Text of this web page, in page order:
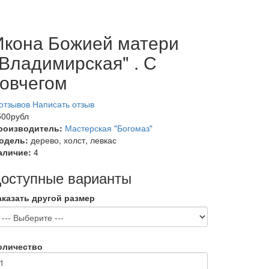
Божией матери
. С
Написать отзыв
Мастерская "Богомаз"
дерево, холст, левкас
4
варианты
другой размер